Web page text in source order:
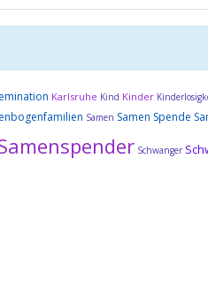
Karlsruhe Kind Kinder
Samen Samen Spende
Schwanger